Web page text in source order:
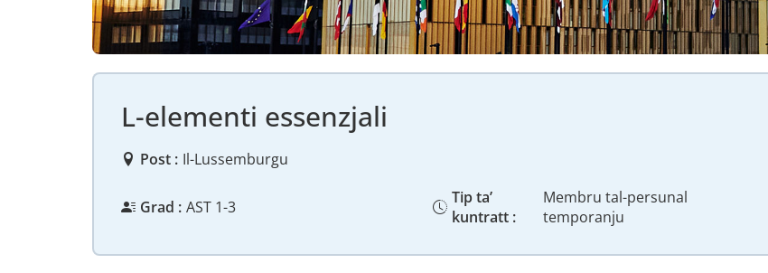
L-elementi essenzjali
Post : Il-Lussemburgu
Grad : AST 1-3
Tip ta’
kuntratt :
Membru tal-persunal
temporanju